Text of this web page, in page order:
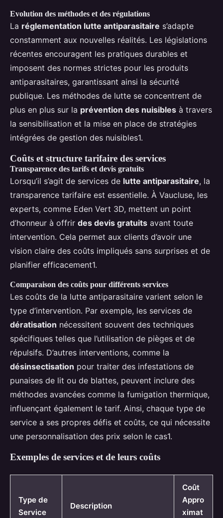
Evolution des méthodes et des régulations
La réglementation lutte antiparasitaire s’adapte
constamment aux nouvelles réalités. Les législations
récentes encouragent les pratiques durables et
imposent des normes strictes pour les produits
antiparasitaires, garantissant ainsi la sécurité
publique. Les méthodes de lutte se concentrent de
plus en plus sur la prévention des nuisibles à travers
la sensibilisation et la mise en place de stratégies
intégrées de gestion des nuisibles1.
Coûts et structure tarifaire des services
Transparence des tarifs et devis gratuits
Lorsqu’il s’agit de services de lutte antiparasitaire, la
transparence tarifaire est essentielle. À Vaucluse, les
experts, comme Eden Vert 3D, mettent un point
d’honneur à offrir des devis gratuits avant toute
intervention. Cela permet aux clients d’avoir une
vision claire des coûts impliqués sans surprises et de
planifier efficacement1.
Comparaison des coûts pour différents services
Les coûts de la lutte antiparasitaire varient selon le
type d’intervention. Par exemple, les services de
dératisation nécessitent souvent des techniques
spécifiques telles que l’utilisation de pièges et de
répulsifs. D’autres interventions, comme la
désinsectisation pour traiter des infestations de
punaises de lit ou de blattes, peuvent inclure des
méthodes avancées comme la fumigation thermique,
influençant également le tarif. Ainsi, chaque type de
service a ses propres défis et coûts, ce qui nécessite
une personnalisation des prix selon le cas1.
Exemples de services et de leurs coûts
Type de
Service
Description
Coût
Appro
ximat